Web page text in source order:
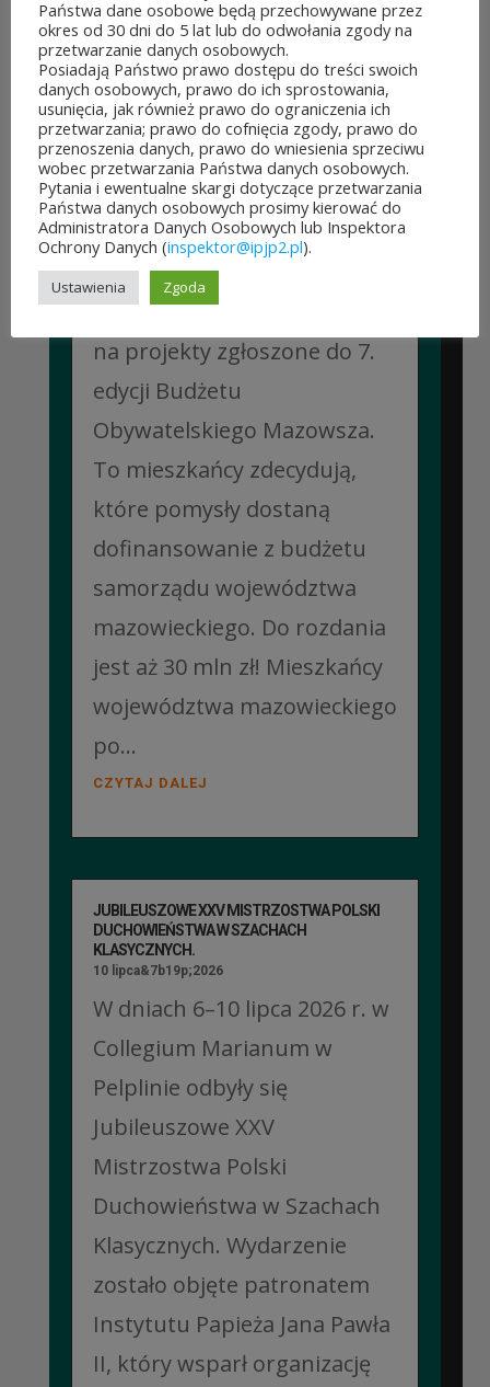
POZOSTAŁE AKTUALNOŚCI
ROZPOCZĘŁO SIĘ GŁOSOWANIE W BUDŻECIE
OBYWATELSKIM MAZOWSZA!
03 sierpnia&8b44p;2026
Można już głosować
na projekty zgłoszone do 7.
edycji Budżetu
Obywatelskiego Mazowsza.
To mieszkańcy zdecydują,
które pomysły dostaną
dofinansowanie z budżetu
samorządu województwa
mazowieckiego. Do rozdania
jest aż 30 mln zł! Mieszkańcy
województwa mazowieckiego
po...
CZYTAJ DALEJ
JUBILEUSZOWE XXV MISTRZOSTWA POLSKI
DUCHOWIEŃSTWA W SZACHACH
KLASYCZNYCH.
10 lipca&7b19p;2026
W dniach 6–10 lipca 2026 r. w
Collegium Marianum w
Pelplinie odbyły się
Jubileuszowe XXV
Mistrzostwa Polski
Duchowieństwa w Szachach
Klasycznych. Wydarzenie
zostało objęte patronatem
Instytutu Papieża Jana Pawła
II, który wsparł organizację
Państwa dane osobowe będą przechowywane przez
okres od 30 dni do 5 lat lub do odwołania zgody na
przetwarzanie danych osobowych.
Posiadają Państwo prawo dostępu do treści swoich
danych osobowych, prawo do ich sprostowania,
usunięcia, jak również prawo do ograniczenia ich
przetwarzania; prawo do cofnięcia zgody, prawo do
przenoszenia danych, prawo do wniesienia sprzeciwu
wobec przetwarzania Państwa danych osobowych.
Pytania i ewentualne skargi dotyczące przetwarzania
Państwa danych osobowych prosimy kierować do
Administratora Danych Osobowych lub Inspektora
Ochrony Danych (inspektor@ipjp2.pl).
Ustawienia Zgoda